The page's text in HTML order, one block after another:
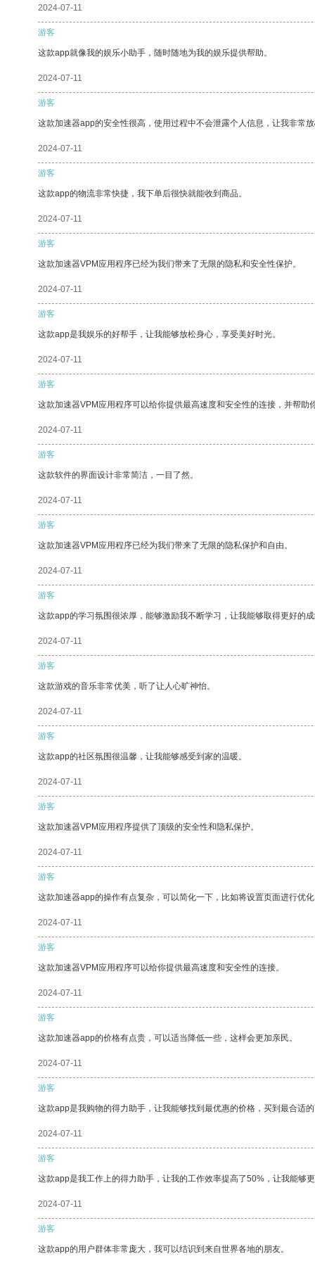
2024-07-11
游客
这款app就像我的娱乐小助手，随时随地为我的娱乐提供帮助。
2024-07-11
游客
这款加速器app的安全性很高，使用过程中不会泄露个人信息，让我非常
2024-07-11
游客
这款app的物流非常快捷，我下单后很快就能收到商品。
2024-07-11
游客
这款加速器VPM应用程序已经为我们带来了无限的隐私和安全性保护。
2024-07-11
游客
这款app是我娱乐的好帮手，让我能够放松身心，享受美好时光。
2024-07-11
游客
这款加速器VPM应用程序可以给你提供最高速度和安全性的连接，并帮助
2024-07-11
游客
这款软件的界面设计非常简洁，一目了然。
2024-07-11
游客
这款加速器VPM应用程序已经为我们带来了无限的隐私保护和自由。
2024-07-11
游客
这款app的学习氛围很浓厚，能够激励我不断学习，让我能够取得更好的
2024-07-11
游客
这款游戏的音乐非常优美，听了让人心旷神怡。
2024-07-11
游客
这款app的社区氛围很温馨，让我能够感受到家的温暖。
2024-07-11
游客
这款加速器VPM应用程序提供了顶级的安全性和隐私保护。
2024-07-11
游客
这款加速器app的操作有点复杂，可以简化一下，比如将设置页面进行优
2024-07-11
游客
这款加速器VPM应用程序可以给你提供最高速度和安全性的连接。
2024-07-11
游客
这款加速器app的价格有点贵，可以适当降低一些，这样会更加亲民。
2024-07-11
游客
这款app是我购物的得力助手，让我能够找到最优惠的价格，买到最合适
2024-07-11
游客
这款app是我工作上的得力助手，让我的工作效率提高了50%，让我能够
2024-07-11
游客
这款app的用户群体非常庞大，我可以结识到来自世界各地的朋友。